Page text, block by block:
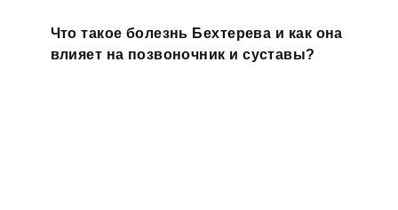
Что такое болезнь Бехтерева и как она
влияет на позвоночник и суставы?